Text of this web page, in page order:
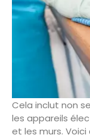
Cela inclut non
les appareils
et les murs.